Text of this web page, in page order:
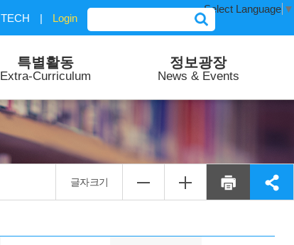
Select Language ▼
| Login
특별활동
Extra-Curriculum
정보광장
News & Events
글자크기